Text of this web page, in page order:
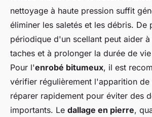
nettoyage à haute pression suffit
éliminer les saletés et les débris. De
périodique d'un scellant peut aider
taches et à prolonger la durée de
Pour l'enrobé bitumeux, il est
vérifier régulièrement l'apparition de
réparer rapidement pour éviter des
importants. Le dallage en pierre,